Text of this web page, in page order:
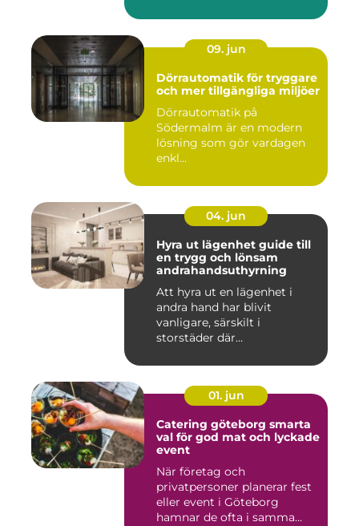
09. jun
Dörrautomatik för tryggare
och mer tillgängliga miljöer
Dörrautomatik på
Södermalm är en modern
lösning som gör vardagen
enkl...
04. jun
Hyra ut lägenhet guide till
en trygg och lönsam
andrahandsuthyrning
Att hyra ut en lägenhet i
andra hand har blivit
vanligare, särskilt i
storstäder där
01. jun
Catering göteborg smarta
val för god mat och lyckade
event
När företag och
privatpersoner planerar fest
eller event i Göteborg
hamnar de ofta i samma